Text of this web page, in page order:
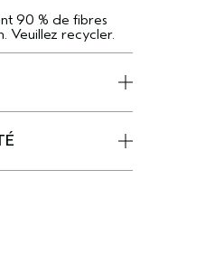
90 % de fibres
Veuillez recycler.